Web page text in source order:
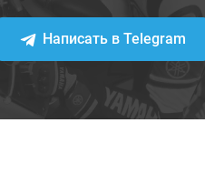
Написать в Telegram